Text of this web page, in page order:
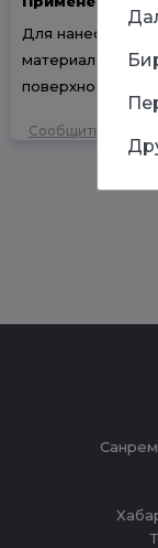
Для нанесения
материалов
поверхности
Сообщить об